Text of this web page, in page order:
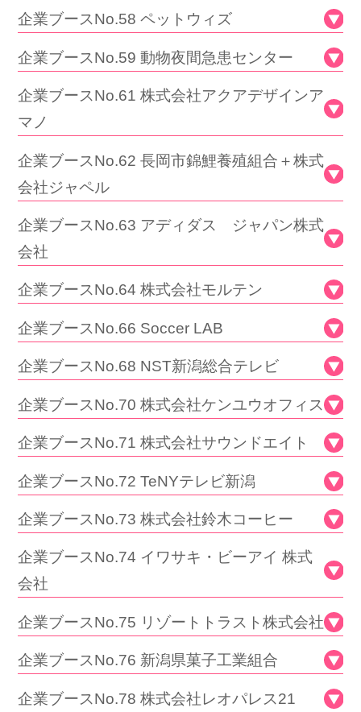
企業ブースNo.58 ペットウィズ
企業ブースNo.59 動物夜間急患センター
企業ブースNo.61 株式会社アクアデザインア
マノ
企業ブースNo.62 長岡市錦鯉養殖組合＋株式
会社ジャペル
企業ブースNo.63 アディダス ジャパン株式
会社
企業ブースNo.64 株式会社モルテン
企業ブースNo.66 Soccer LAB
企業ブースNo.68 NST新潟総合テレビ
企業ブースNo.70 株式会社ケンユウオフィス
企業ブースNo.71 株式会社サウンドエイト
企業ブースNo.72 TeNYテレビ新潟
企業ブースNo.73 株式会社鈴木コーヒー
企業ブースNo.74 イワサキ・ビーアイ 株式
会社
企業ブースNo.75 リゾートトラスト株式会社
企業ブースNo.76 新潟県菓子工業組合
企業ブースNo.78 株式会社レオパレス21